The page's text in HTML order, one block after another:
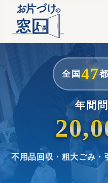
全国 47
年間
不用品回収・粗大ごみ・